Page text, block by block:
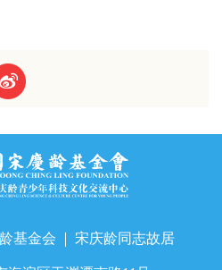
基金会 宋庆龄同志故居